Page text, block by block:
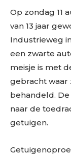
Op zondag 11
van 13 jaar
Industrieweg
een zwarte
meisje is met
gebracht waar
behandeld.
naar de
getuigen.